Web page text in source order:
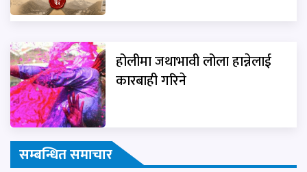
होलीमा जथाभावी लोला हान्नेलाई
कारबाही गरिने
सम्बन्धित समाचार